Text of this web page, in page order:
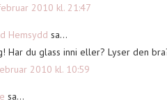
2010 kl. 21:47
Hemsydd sa...
Har du glass inni eller? Lyser den
2010 kl. 10:59
sa...